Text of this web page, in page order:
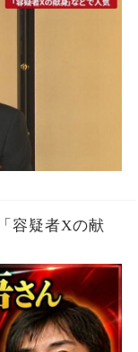
容疑者Xの献